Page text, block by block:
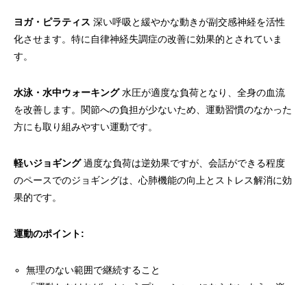
ヨガ・ピラティス 深い呼吸と緩やかな動きが副交感神経を活性
化させます。特に自律神経失調症の改善に効果的とされていま
す。
水泳・水中ウォーキング水圧が適度な負荷となり、全身の血流
を改善します。関節への負担が少ないため、運動習慣のなかった
方にも取り組みやすい運動です。
軽いジョギング過度な負荷は逆効果ですが、会話ができる程度
のペースでのジョギングは、心肺機能の向上とストレス解消に効
果的です。
運動のポイント:
無理のない範囲で継続すること